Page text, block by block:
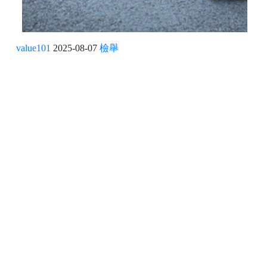
value101 2025-08-07 檢舉